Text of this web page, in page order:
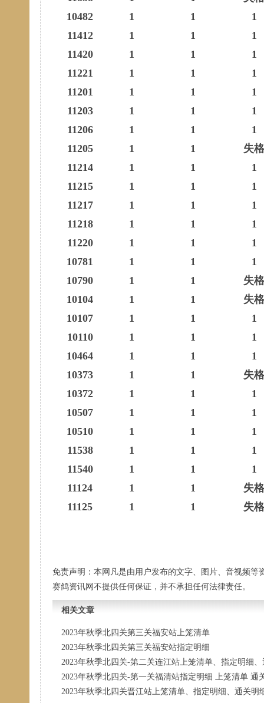
10482
1 1
1
11412
1 1
1
11420
1 1
1
11221
1 1
1
11201
1 1
1
11203
1 1
1
11206
1 1
1
11205
1 1
失格
11214
1 1
1
11215
1 1
1
11217
1 1
1
11218
1 1
1
11220
1 1
1
10781
1 1
1
10790
1 1
失格
10104
1 1
失格
10107
1 1
1
10110
1 1
1
10464
1 1
1
10373
1 1
失格
10372
1 1
1
10507
1 1
1
10510
1 1
1
11538
1 1
1
11540
1 1
1
11124
1 1
失格
11125
1 1 失格
免责声明：本网凡是由用户发布的文字、图片、音视频
赛鸽资讯网不提供任何保证，并不承担任何法律责任。
相关文章
2023年秋季北四关第三关福安站上笼清单
2023年秋季北四关第三关福安站指定明细
2023年秋季北四关-第二关连江站上笼清单、指定明细
2023年秋季北四关-第一关福清站指定明细 上笼清单 通
2023年秋季北四关晋江站上笼清单、指定明细、通关明